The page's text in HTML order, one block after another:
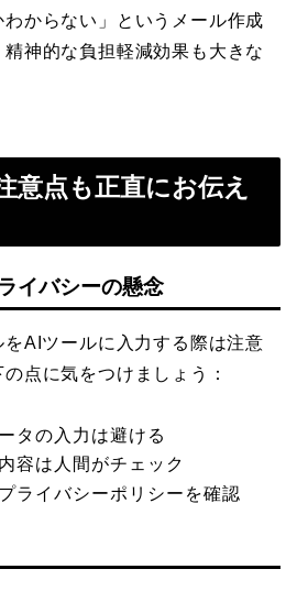
わからない」というメール作成
神的な負担軽減効果も大きな
意点も正直にお伝え
イバシーの懸念
AIツールに入力する際は注意
点に気をつけましょう：
タの入力は避ける
容は人間がチェック
ライバシーポリシーを確認